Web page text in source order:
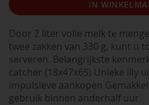
IN
Door 2 liter volle melk te
twee zakken van 330 g, kunt u
serveren. Belangrijkste
catcher (18x47x65) Unieke illy
impulsieve aankopen
gebruik binnen anderhalf uur